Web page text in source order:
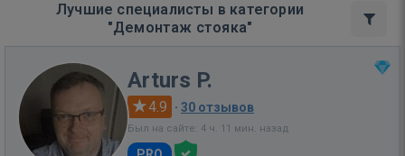
Лучшие специалисты в категории
"Демонтаж стояка"
Arturs P.
4.9 · 30 отзывов
Был на сайте: 4 ч. 11 мин. назад